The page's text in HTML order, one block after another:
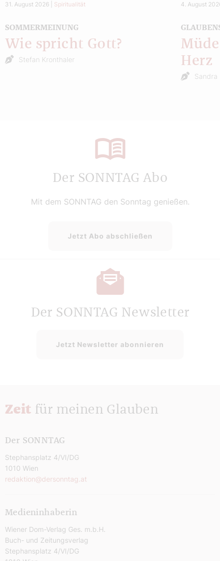
31. August 2026 Spiritualität
SOMMERMEINUNG
Wie spricht Gott?
Stefan Kronthaler
4. August
Herz
Sandra
Der SONNTAG Abo
Mit dem SONNTAG den Sonntag genießen.
Jetzt Abo abschließen
Der SONNTAG Newsletter
Jetzt Newsletter abonnieren
Zeit für meinen Glauben
Der SONNTAG
Stephansplatz 4/VI/DG
1010 Wien
redaktion@dersonntag.at
Medieninhaberin
Wiener Dom-Verlag Ges. m.b.H.
Buch- und Zeitungsverlag
Stephansplatz 4/VI/DG